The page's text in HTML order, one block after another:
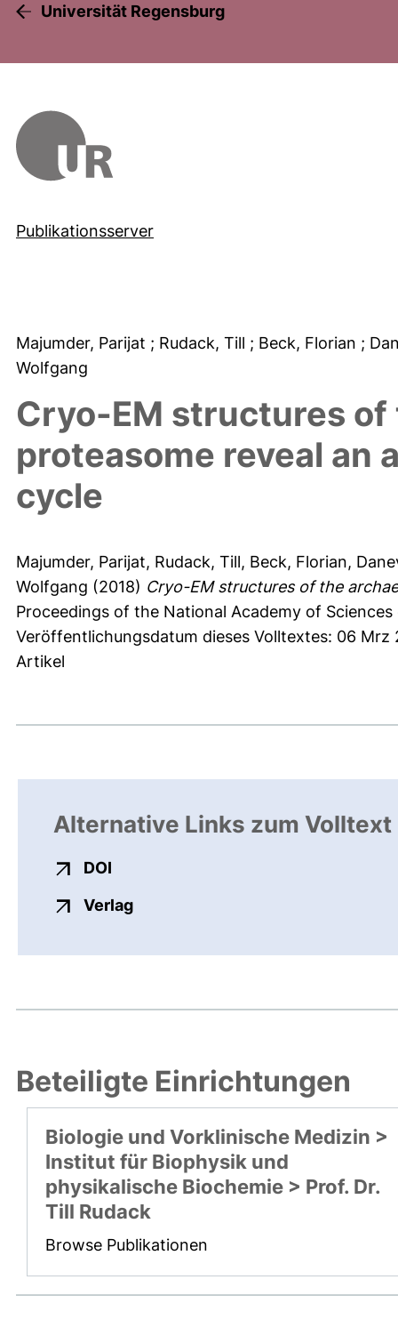
Universität Regensburg
Publikationsserver
Majumder, Parijat ; Rudack, Till ; Beck, Florian ;
Wolfgang
Cryo-EM structures of
proteasome reveal an
cycle
Majumder, Parijat, Rudack, Till, Beck, Florian,
Wolfgang (2018) Cryo-EM structures of the
Proceedings of the National Academy of
Veröffentlichungsdatum dieses Volltextes: 06 Mrz
Artikel
Alternative Links zum Volltext
DOI
Verlagexterner Link, öffnet neues
Beteiligte Einrichtungen
Biologie und Vorklinische Medizin >
Institut für Biophysik und
physikalische Biochemie > Prof. Dr.
Till Rudack
Browse Publikationen